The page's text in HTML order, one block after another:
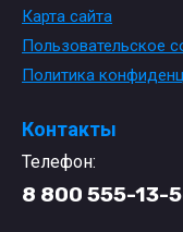
Карта сайта
Пользовательское
Политика
Контакты
Телефон:
8 800 555-13-